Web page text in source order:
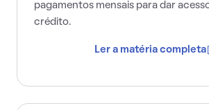
pagamentos mensais para dar
crédito.
Ler a matéria completa